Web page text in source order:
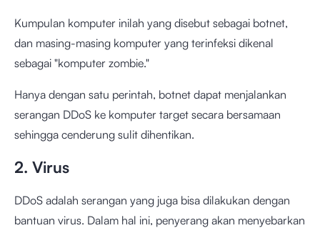
Kumpulan komputer inilah yang disebut sebagai botnet,
dan masing-masing komputer yang terinfeksi dikenal
sebagai "komputer zombie."
Hanya dengan satu perintah, botnet dapat menjalankan
serangan DDoS ke komputer target secara bersamaan
sehingga cenderung sulit dihentikan.
2. Virus
DDoS adalah serangan yang juga bisa dilakukan dengan
bantuan virus. Dalam hal ini, penyerang akan menyebarkan